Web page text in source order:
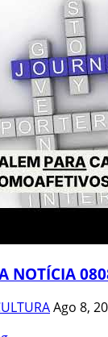
NOTÍCIA
Ago 8,